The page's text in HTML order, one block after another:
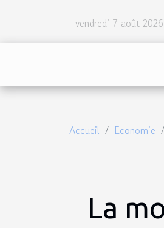
vendredi 7 août 2026
Accueil Economie
La